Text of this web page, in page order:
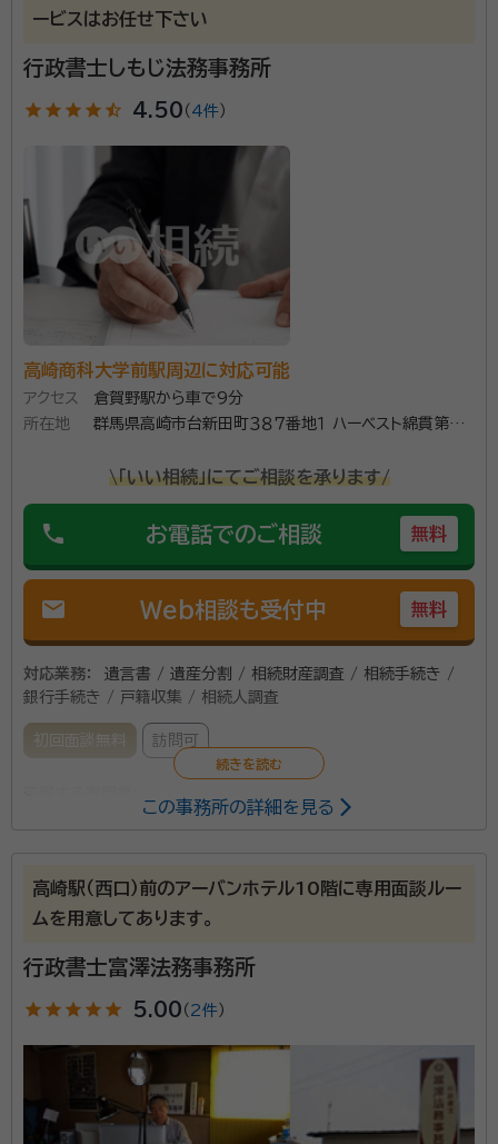
経歴：
1972年(S47)11月 新潟県村上市生まれ 1988年(S63)3月
村上市立上海府中学校卒業 1993年(H5)3月 長岡工業高等専門学校卒
年(H12) ダイカスト金型加工データ作成業務に従事 ～2005年(H17)
の車体設計業務に従事 ～2019年(R1) ロケットの試験治工具設計業務
て天職に就く 2020年(R1)9月 申請取次行政書士資格取得
なければいけないのが相続手続き。 お客様に分かりや
すく説明し、お客様のご要望をお伺いしながら丁寧かつ
誠実に手続きを進めていきます。 その手続き必要な
の？など、ご不明点がございましたら遠慮なさらずにお
っしゃってください。
資格等： 行政書士
所属団体： 群馬県行政書士会
ービスはお任せ下さい
行政書士しもじ法務事務所
star star star star star_half 4.50 （ 4件 ）
高崎商科大学前駅周辺に対応可能
アクセス
倉賀野駅から車で9分
所在地
群馬県高崎市台新田町３８７番地１ ハーベスト綿貫第3
\「いい相続」にてご相談を承ります/
phone お電話でのご相談 無料
mail Web相談も受付中 無料
対応業務：
遺言書 / 遺産分割 / 相続財産調査 / 相続手続き /
銀行手続き / 戸籍収集 / 相続人調査
初回面談無料 訪問可
事務所口コミ（抜粋）：
account_circle 満足度 4.0
ご利用時期：2024/8
面談の感想
わざわざ近くまで来ていただき相談したらすぐ取り掛かれるとの事でレ
スポンスの早さで依頼を決めました。
随時経過報告をしていただけるので、不安にならずに事を進める事がで
きると思いました。
高崎市で相続手続き・遺言書の作成をご検討でしたら、
この事務所の詳細を見る
高崎駅（西口）前のアーバンホテル10階に専用面談ルー
ムを用意してあります。
行政書士富澤法務事務所
star star star star star 5.00 （ 2件）